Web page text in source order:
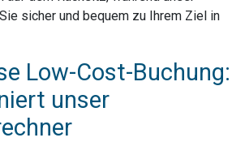
sicher und bequem zu Ihrem Ziel in
Low-Cost-Buchung:
unser